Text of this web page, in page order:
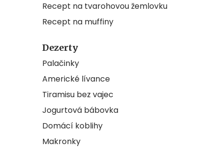
Recept na tvarohovou žemlovku
Recept na muffiny
Dezerty
Palačinky
Americké lívance
Tiramisu bez vajec
Jogurtová bábovka
Domácí koblihy
Makronky